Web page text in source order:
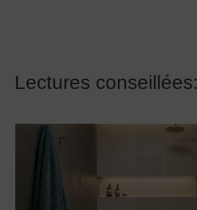
Lectures conseillées: